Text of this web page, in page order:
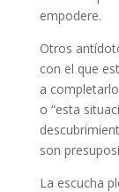
empodere.
Otros
con el que
a
o “esta
son
La escucha